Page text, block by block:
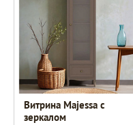
Витрина Majessa с
зеркалом